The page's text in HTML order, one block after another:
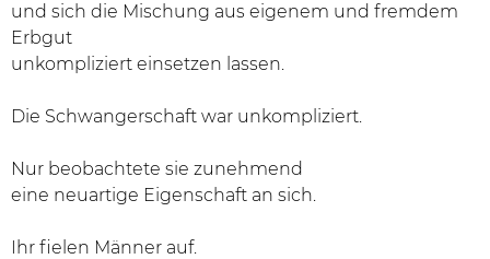
und sich die Mischung aus eigenem und fremdem
Erbgut
unkompliziert einsetzen lassen.
Die Schwangerschaft war unkompliziert.
Nur beobachtete sie zunehmend
eine neuartige Eigenschaft an sich.
Ihr fielen Männer auf.